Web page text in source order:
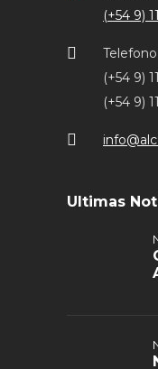
(+54 9)
(+54 9)
(+54 9)
Ultimas